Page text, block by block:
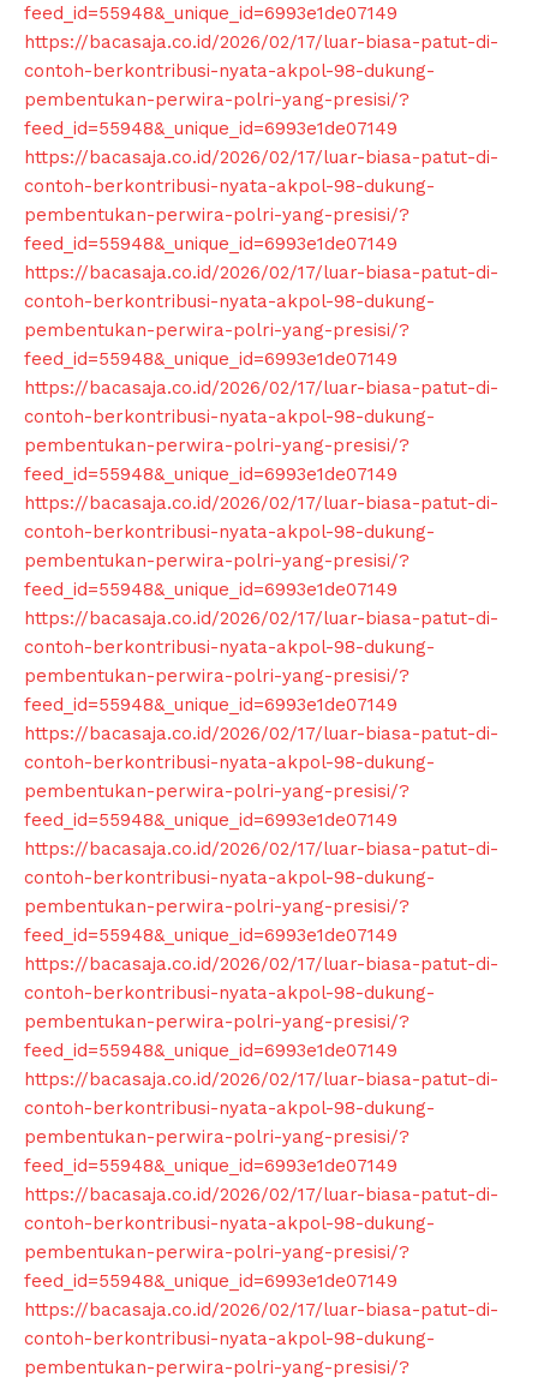
News Week
Magazine PRO
feed_id=55948&_unique_id=6993e1de07149
https://bacasaja.co.id/2026/02/17/luar-biasa-patut-di-
contoh-berkontribusi-nyata-akpol-98-dukung-
pembentukan-perwira-polri-yang-presisi/?
feed_id=55948&_unique_id=6993e1de07149
https://bacasaja.co.id/2026/02/17/luar-biasa-patut-di-
contoh-berkontribusi-nyata-akpol-98-dukung-
pembentukan-perwira-polri-yang-presisi/?
feed_id=55948&_unique_id=6993e1de07149
https://bacasaja.co.id/2026/02/17/luar-biasa-patut-di-
contoh-berkontribusi-nyata-akpol-98-dukung-
pembentukan-perwira-polri-yang-presisi/?
feed_id=55948&_unique_id=6993e1de07149
https://bacasaja.co.id/2026/02/17/luar-biasa-patut-di-
contoh-berkontribusi-nyata-akpol-98-dukung-
pembentukan-perwira-polri-yang-presisi/?
feed_id=55948&_unique_id=6993e1de07149
https://bacasaja.co.id/2026/02/17/luar-biasa-patut-di-
contoh-berkontribusi-nyata-akpol-98-dukung-
pembentukan-perwira-polri-yang-presisi/?
feed_id=55948&_unique_id=6993e1de07149
https://bacasaja.co.id/2026/02/17/luar-biasa-patut-di-
contoh-berkontribusi-nyata-akpol-98-dukung-
pembentukan-perwira-polri-yang-presisi/?
feed_id=55948&_unique_id=6993e1de07149
https://bacasaja.co.id/2026/02/17/luar-biasa-patut-di-
contoh-berkontribusi-nyata-akpol-98-dukung-
pembentukan-perwira-polri-yang-presisi/?
feed_id=55948&_unique_id=6993e1de07149
https://bacasaja.co.id/2026/02/17/luar-biasa-patut-di-
contoh-berkontribusi-nyata-akpol-98-dukung-
pembentukan-perwira-polri-yang-presisi/?
feed_id=55948&_unique_id=6993e1de07149
https://bacasaja.co.id/2026/02/17/luar-biasa-patut-di-
contoh-berkontribusi-nyata-akpol-98-dukung-
pembentukan-perwira-polri-yang-presisi/?
feed_id=55948&_unique_id=6993e1de07149
https://bacasaja.co.id/2026/02/17/luar-biasa-patut-di-
contoh-berkontribusi-nyata-akpol-98-dukung-
pembentukan-perwira-polri-yang-presisi/?
feed_id=55948&_unique_id=6993e1de07149
https://bacasaja.co.id/2026/02/17/luar-biasa-patut-di-
contoh-berkontribusi-nyata-akpol-98-dukung-
pembentukan-perwira-polri-yang-presisi/?
feed_id=55948&_unique_id=6993e1de07149
https://bacasaja.co.id/2026/02/17/luar-biasa-patut-di-
contoh-berkontribusi-nyata-akpol-98-dukung-
pembentukan-perwira-polri-yang-presisi/?